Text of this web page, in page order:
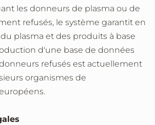
les donneurs de plasma ou de
refusés, le système garantit en
plasma et des produits à base
d'une base de données
refusés est actuellement
organismes de